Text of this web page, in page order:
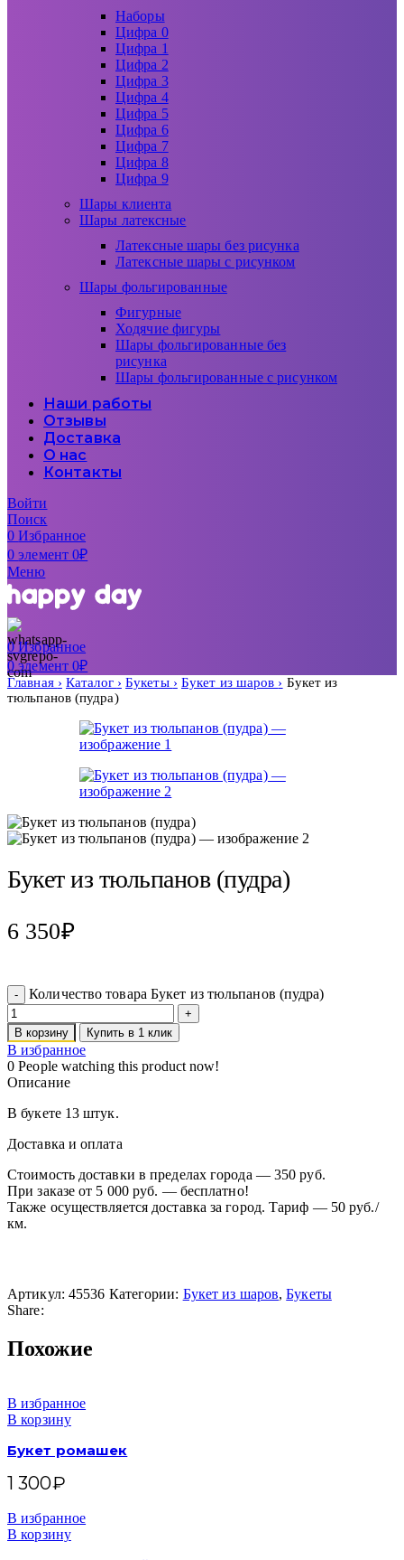
Наборы
Цифра 0
Цифра 1
Цифра 2
Цифра 3
Цифра 4
Цифра 5
Цифра 6
Цифра 7
Цифра 8
Цифра 9
Шары клиента
Шары латексные
Латексные шары без рисунка
Латексные шары с рисунком
Шары фольгированные
Фигурные
Ходячие фигуры
Шары фольгированные без
рисунка
Шары фольгированные с рисунком
Наши работы
Отзывы
Доставка
О нас
Контакты
Войти
Поиск
0Избранное
0элемент 0₽
Меню
0Избранное
0элемент 0₽
Главная Каталог Букеты Букет из шаров
Букет из
тюльпанов (пудра)
Букет из тюльпанов (пудра)
6 350₽
Количество товара Букет из тюльпанов (пудра)
В корзину Купить в 1 клик
В избранное
0 People watching this product now!
Описание
В букете 13 штук.
Доставка и оплата
Стоимость доставки в пределах города — 350 руб.
При заказе от 5 000 руб. — бесплатно!
Также осуществляется доставка за город. Тариф — 50 руб./
км.
Артикул: 45536 Категории: Букет из шаров, Букеты
Share:
Похожие
В избранное
В корзину
Букет ромашек
1 300₽
В избранное
В корзину